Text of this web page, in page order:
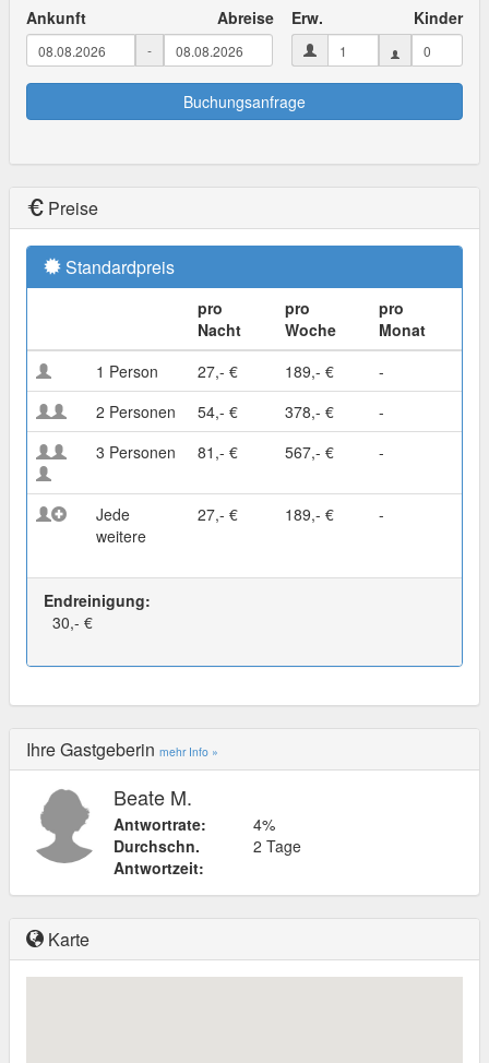
Ankunft Abreise
-
Erw. Kinder
Buchungsanfrage
Preise
Standardpreis
pro
Nacht
pro
Woche
pro
Monat
1 Person
27,- € 189,- €
-
2 Personen
54,- € 378,- €
-
3 Personen
81,- € 567,- € -
Jede
weitere
27,- € 189,- € -
Endreinigung:
30,- €
Ihre Gastgeberin mehr Info »
Beate M.
Antwortrate:
4%
Durchschn.
Antwortzeit:
2 Tage
Karte